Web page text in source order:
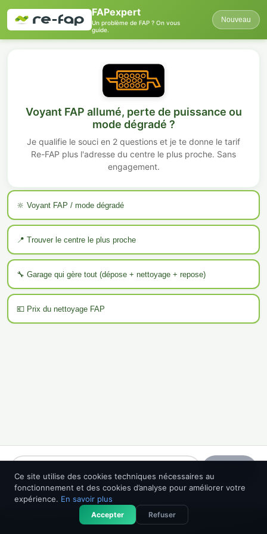
FAPexpert
Un problème de FAP ? On vous
guide.
Nouveau
Voyant FAP allumé, perte de puissance ou
mode dégradé ?
Je qualifie le souci en 2 questions et je te donne le tarif
Re-FAP plus l'adresse du centre le plus proche. Sans
engagement.
🔆 Voyant FAP / mode dégradé
📍 Trouver le centre le plus proche
🔧 Garage qui gère tout (dépose + nettoyage + repose)
💶 Prix du nettoyage FAP
FAPexpert est une IA et peut faire des erreurs. Veuillez vérifier les informations.
📞 04 73 37 88 21 Expert Re-FAP, sans engagement
Ce site utilise des cookies techniques nécessaires au
fonctionnement et des cookies d’analyse pour améliorer votre
expérience. En savoir plus
Accepter Refuser